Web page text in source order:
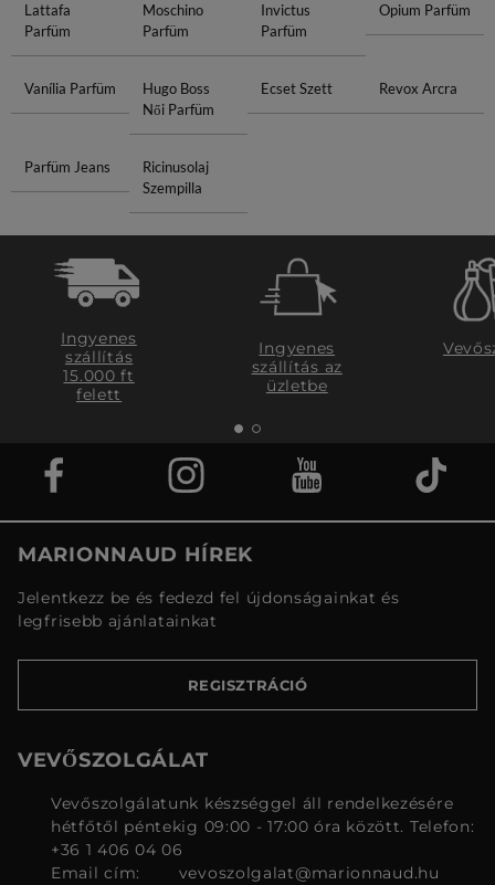
Lattafa
Parfüm
Moschino
Parfüm
Invictus
Parfüm
Opium Parfüm
Vanília Parfüm
Hugo Boss
Női Parfüm
Ecset Szett Revox Arcra
Parfüm Jeans
Ricinusolaj
Szempilla
Ingyenes
szállítás
15.000 ft
felett
Ingyenes
szállítás az
üzletbe
MARIONNAUD HÍREK
Jelentkezz be és fedezd fel újdonságainkat és
legfrisebb ajánlatainkat
REGISZTRÁCIÓ
VEVŐSZOLGÁLAT
Vevőszolgálatunk készséggel áll rendelkezésére
hétfőtől péntekig 09:00 - 17:00 óra között. Telefon:
+36 1 406 04 06
Email cím:
vevoszolgalat@marionnaud.hu